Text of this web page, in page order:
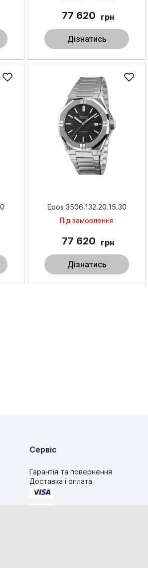
77 620 грн
Дізнатись
Epos 3506.132.20.15.30
Під замовлення
77 620 грн
Дізнатись
Сервіс
Гарантія та повернення
Доставка і оплата